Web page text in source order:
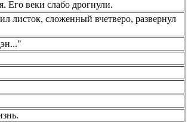
веки слабо дрогнули.
листок, сложенный вчетверо, развернул